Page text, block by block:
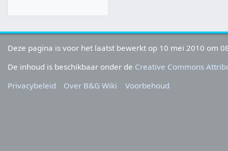
Deze pagina is voor het laatst bewerkt op 10 mei 2010 om
De inhoud is beschikbaar onder de Creative Commons
Privacybeleid
Over B&G Wiki Voorbehoud